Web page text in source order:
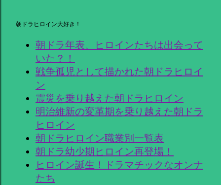
朝ドラヒロイン大好き！
朝ドラ年表、ヒロインたちは出会って
いた？！
戦争孤児として描かれた朝ドラヒロイ
ン
震災を乗り越えた朝ドラヒロイン
明治維新の変革期を乗り越えた朝ドラ
ヒロイン
朝ドラヒロイン職業別一覧表
朝ドラ幼少期ヒロイン再登場！
ヒロイン誕生！ドラマチックなオンナ
たち